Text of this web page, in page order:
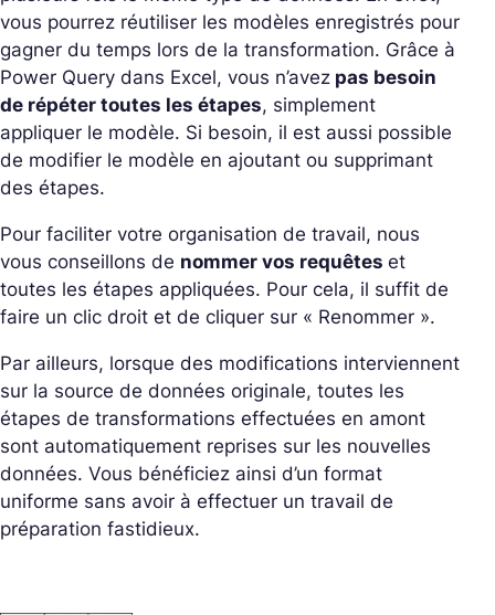
vous pourrez réutiliser les modèles enregistrés pour
gagner du temps lors de la transformation. Grâce à
Power Query dans Excel, vous n’avez pas besoin
de répéter toutes les étapes, simplement
appliquer le modèle. Si besoin, il est aussi possible
de modifier le modèle en ajoutant ou supprimant
des étapes.
Pour faciliter votre organisation de travail, nous
vous conseillons de nommer vos requêtes et
toutes les étapes appliquées. Pour cela, il suffit de
faire un clic droit et de cliquer sur « Renommer ».
Par ailleurs, lorsque des modifications interviennent
sur la source de données originale, toutes les
étapes de transformations effectuées en amont
sont automatiquement reprises sur les nouvelles
données. Vous bénéficiez ainsi d’un format
uniforme sans avoir à effectuer un travail de
préparation fastidieux.